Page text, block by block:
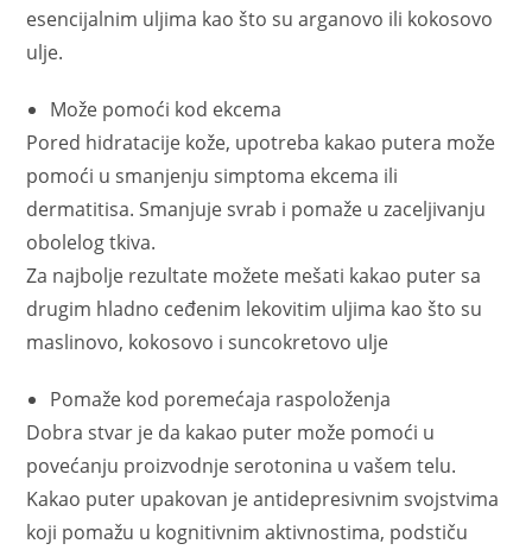
esencijalnim uljima kao što su arganovo ili kokosovo
ulje.
Može pomoći kod ekcema
Pored hidratacije kože, upotreba kakao putera može
pomoći u smanjenju simptoma ekcema ili
dermatitisa. Smanjuje svrab i pomaže u zaceljivanju
obolelog tkiva.
Za najbolje rezultate možete mešati kakao puter sa
drugim hladno ceđenim lekovitim uljima kao što su
maslinovo, kokosovo i suncokretovo ulje
Pomaže kod poremećaja raspoloženja
Dobra stvar je da kakao puter može pomoći u
povećanju proizvodnje serotonina u vašem telu.
Kakao puter upakovan je antidepresivnim svojstvima
koji pomažu u kognitivnim aktivnostima, podstiču